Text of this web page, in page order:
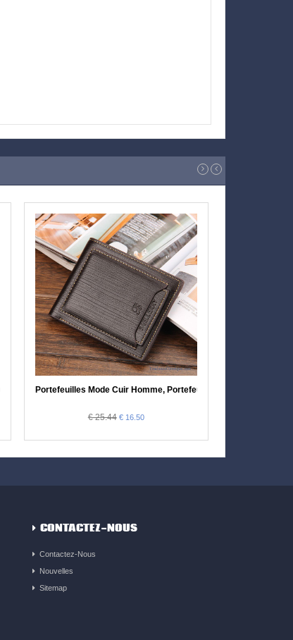
Porte Monnaie Homme Marque Pas Cher
Portefeuilles Mode Cuir Homme, Portefeuilles Homme Design
€ 25.44 € 16.50
CONTACTEZ-NOUS
Contactez-Nous
Nouvelles
Sitemap